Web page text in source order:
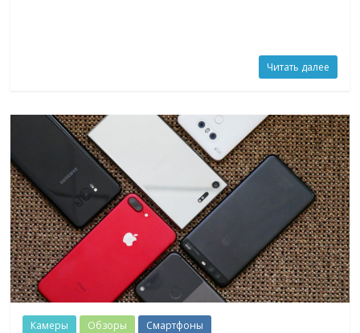
Читать далее
Камеры Обзоры Смартфоны